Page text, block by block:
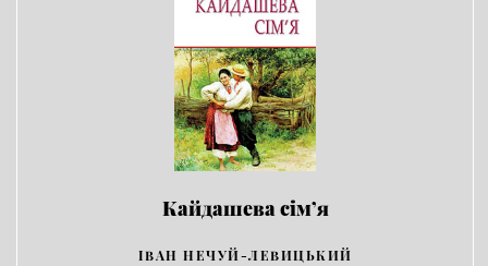
Кайдашева сім’я
ІВАН НЕЧУЙ-ЛЕВИЦЬКИЙ